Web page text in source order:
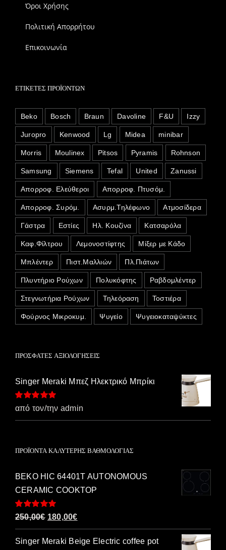
Όροι Χρήσης
Πολιτική Απορρήτου
Επικοινωνία
ΕΤΙΚΈΤΕΣ ΠΡΟΪΌΝΤΩΝ
Beko Bosch Braun Davoline F&U Izzy
Juropro Kenwood Lg Midea minibar
Morris Moulinex Pitsos Pyramis Rohnson
Samsung Siemens Tefal United Zanussi
Απορροφ. Ελεύθεροι Απορροφ. Πτυσόμ.
Απορροφ. Συρόμ. Ασυρμ.Τηλέφωνο Ατμοσίδερα
Γάστρα Εστίες Ηλ. Κουζίνα Κατσαρόλα
Καφ.Φίλτρου Λεμονοστίφτης Μίξερ με Κάδο
Μπλέντερ Πιστ.Μαλλιών Πλ.Πιάτων
Πλυντήριο Ρούχων Πολυκόφτης Ραβδομλέντερ
Στεγνωτήρια Ρούχων Τηλεόραση Τοστιέρα
Φούρνος Μικροκυμ. Ψυγείο Ψυγειοκαταψύκτες
ΠΡΌΣΦΑΤΕΣ ΑΞΙΟΛΟΓΉΣΕΙΣ
Singer Meraki Μπεζ Ηλεκτρικό Μπρίκι
Βαθμολογήθηκε
από τον/την admin
ΠΡΟΪΌΝΤΑ ΚΑΛΎΤΕΡΗΣ ΒΑΘΜΟΛΟΓΊΑΣ
BEKO HIC 64401T AUTONOMOUS
CERAMIC COOKTOP
Βαθμολογήθηκε
250,00€ Original
price
was:
180,00€Η
τρέχουσα
τιμή
Singer Meraki Beige Electric coffee pot